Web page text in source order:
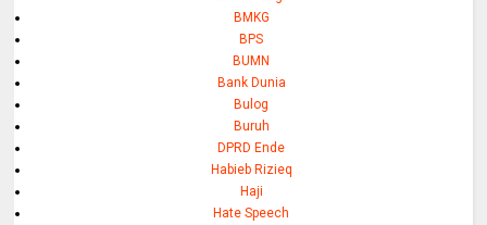
BMKG
BPS
BUMN
Bank Dunia
Bulog
Buruh
DPRD Ende
Habieb Rizieq
Haji
Hate Speech